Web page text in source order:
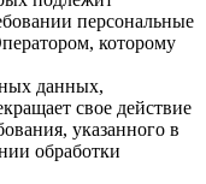
персональные
которому
данных,
свое действие
указанного в
обработки